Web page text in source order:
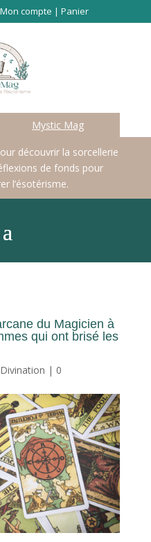
Mon compte |Panier
Mystic Mag
découvrir la sorcellerie
de fonds pour
l’ésotérisme.
du Magicien à
qui ont brisé les
Divination | 0